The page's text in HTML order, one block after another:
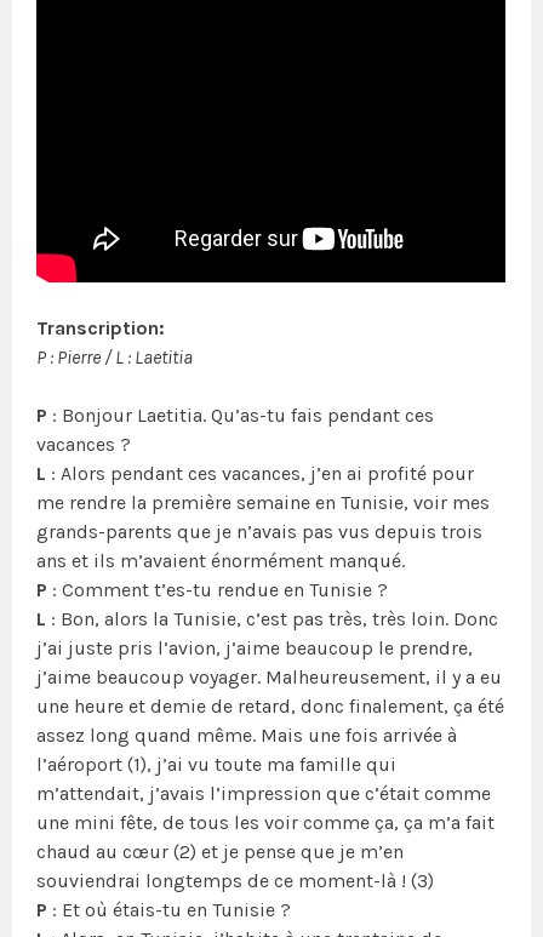
Transcription:
P : Pierre / L : Laetitia
P : Bonjour Laetitia. Qu’as-tu fais pendant ces
vacances ?
L : Alors pendant ces vacances, j’en ai profité pour
me rendre la première semaine en Tunisie, voir mes
grands-parents que je n’avais pas vus depuis trois
ans et ils m’avaient énormément manqué.
P : Comment t’es-tu rendue en Tunisie ?
L : Bon, alors la Tunisie, c’est pas très, très loin. Donc
j’ai juste pris l’avion, j’aime beaucoup le prendre,
j’aime beaucoup voyager. Malheureusement, il y a eu
une heure et demie de retard, donc finalement, ça été
assez long quand même. Mais une fois arrivée à
l’aéroport (1), j’ai vu toute ma famille qui
m’attendait, j’avais l’impression que c’était comme
une mini fête, de tous les voir comme ça, ça m’a fait
chaud au cœur (2) et je pense que je m’en
souviendrai longtemps de ce moment-là ! (3)
P : Et où étais-tu en Tunisie ?